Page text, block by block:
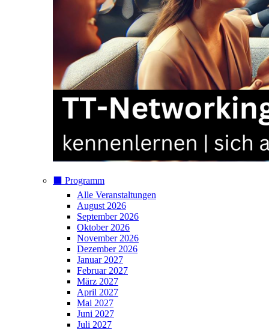
⬛️ Programm
Alle Veranstaltungen
August 2026
September 2026
Oktober 2026
November 2026
Dezember 2026
Januar 2027
Februar 2027
März 2027
April 2027
Mai 2027
Juni 2027
Juli 2027